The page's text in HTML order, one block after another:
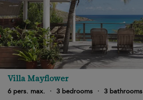
Villa Mayflower
6 pers. max.
· 3 bedrooms · 3 bathrooms